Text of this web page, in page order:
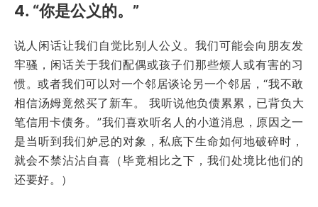
4. “你是公义的。”
说人闲话让我们自觉比别人公义。我们可能会向朋友发
牢骚，闲话关于我们配偶或孩子们那些烦人或有害的习
惯。或者我们可以对一个邻居谈论另一个邻居，“我不敢
相信汤姆竟然买了新车。 我听说他负债累累，已背负大
笔信用卡债务。”我们喜欢听名人的小道消息，原因之一
是当听到我们妒忌的对象，私底下生命如何地破碎时，
就会不禁沾沾自喜（毕竟相比之下，我们处境比他们的
还要好。）